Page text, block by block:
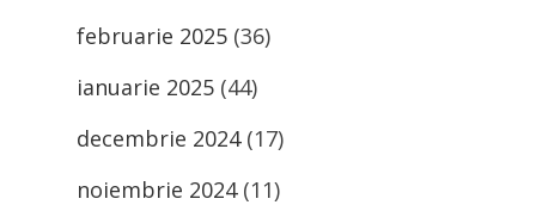
februarie 2025 (36)
ianuarie 2025 (44)
decembrie 2024(17)
noiembrie 2024(11)